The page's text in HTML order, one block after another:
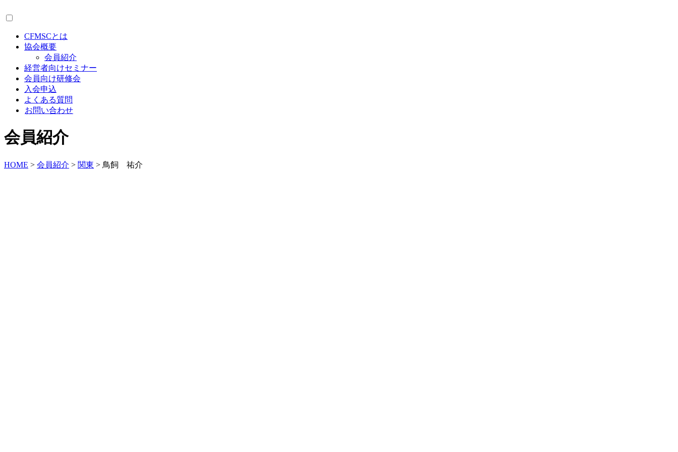
CFMSCとは
協会概要
会員紹介
経営者向けセミナー
会員向け研修会
入会申込
よくある質問
お問い合わせ
会員紹介
HOME > 会員紹介 > 関東 > 鳥飼 祐介